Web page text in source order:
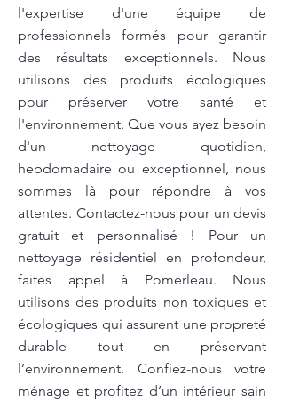
l'expertise d'une équipe de
professionnels formés pour garantir
des résultats exceptionnels. Nous
utilisons des produits écologiques
pour préserver votre santé et
l'environnement. Que vous ayez besoin
d'un nettoyage quotidien,
hebdomadaire ou exceptionnel, nous
sommes là pour répondre à vos
attentes. Contactez-nous pour un devis
gratuit et personnalisé ! Pour un
nettoyage résidentiel en profondeur,
faites appel à Pomerleau. Nous
utilisons des produits non toxiques et
écologiques qui assurent une propreté
durable tout en préservant
l’environnement. Confiez-nous votre
ménage et profitez d’un intérieur sain